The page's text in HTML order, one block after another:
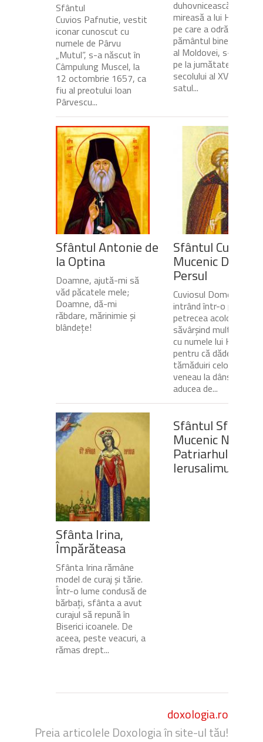
Sfântul
Cuvios Pafnutie, vestit
iconar cunoscut cu
numele de Pârvu
„Mutul”, s-a născut în
Câmpulung Muscel, la
12 octombrie 1657, ca
fiu al preotului Ioan
Pârvescu...
duhovnicească și
mireasă a lui Hristos,
pe care a odrăslit-o
pământul
al Moldovei, s-a
pe la jumătatea
secolului al XVII-lea, în
satul...
Sfântul Antonie de
la Optina
Doamne, ajută-mi să
văd păcatele mele;
Doamne, dă-mi
răbdare, mărinimie şi
blândeţe!
Sfântul Cuvios
Mucenic
Persul
Cuviosul Dometie
intrând într-o peșteră,
petrecea acolo
săvârșind multe minuni
cu numele lui Hristos,
pentru că dădea
tămăduiri celor ce
veneau la dânsul și îi
aducea de...
Sfânta Irina,
Împărăteasa
Sfânta Irina rămâne
model de curaj și tărie.
Într-o lume condusă de
bărbați, sfânta a avut
curajul să repună în
Biserici icoanele. De
aceea, peste veacuri, a
rămas drept...
Sfântul Sfinţit
Mucenic Narcis,
Patriarhul
Ierusalimului
doxologia.ro
Preia articolele Doxologia în site-ul tău!